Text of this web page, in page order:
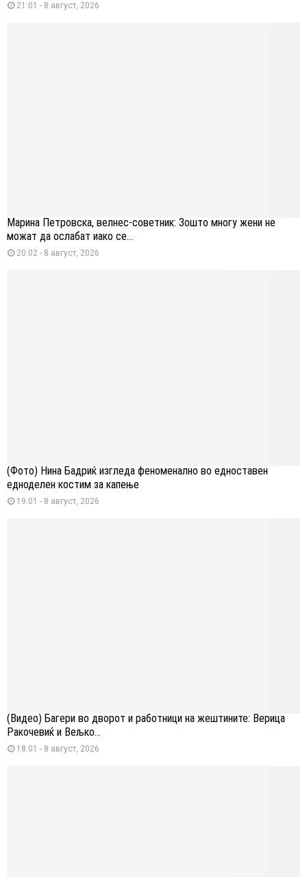
21:01 - 8 август, 2026
Марина Петровска, велнес-советник: Зошто многу жени не
можат да ослабат иако се...
20:02 - 8 август, 2026
(Фото) Нина Бадриќ изгледа феноменално во едноставен
едноделен костим за капење
19:01 - 8 август, 2026
(Видео) Багери во дворот и работници на жештините: Верица
Ракочевиќ и Вељко...
18:01 - 8 август, 2026